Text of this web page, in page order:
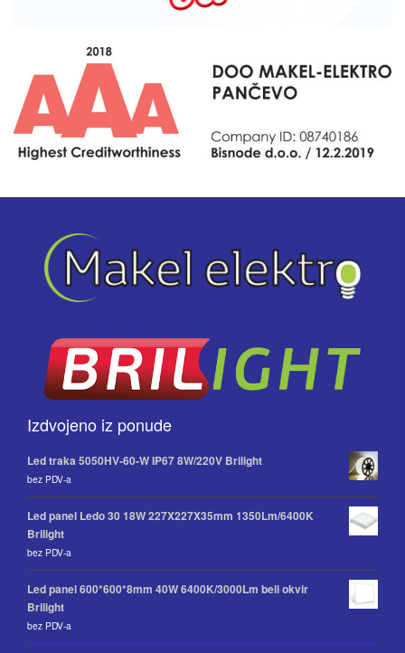
Izdvojeno iz ponude
Led traka 5050HV-60-W IP67 8W/220V Brilight
bez PDV-a
Led panel Ledo 30 18W 227X227X35mm 1350Lm/6400K
Brilight
bez PDV-a
Led panel 600*600*8mm 40W 6400K/3000Lm beli okvir
Brilight
bez PDV-a